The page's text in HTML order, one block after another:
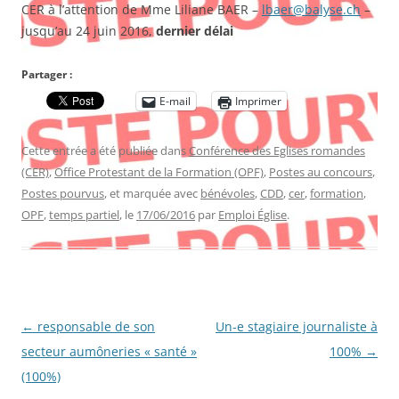
CER à l’attention de Mme Liliane BAER – lbaer@balyse.ch –
jusqu’au 24 juin 2016,dernier délai
Partager :
E-mail
Imprimer
Cette entrée a été publiée dansConférence des Eglises romandes
(CER),Office Protestant de la Formation (OPF), Postes au concours,
Postes pourvus, et marquée avec bénévoles,CDD,cer,formation,
OPF,temps partiel, le 17/06/2016 par Emploi Église.
Navigation
des
articles
← responsable de son
secteur aumôneries « santé »
(100%)
Un-e stagiaire journaliste à
100% →